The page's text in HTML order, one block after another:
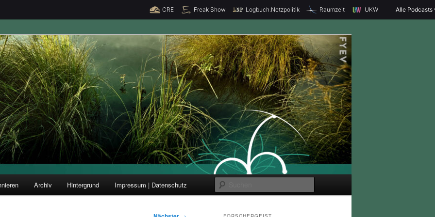
CRE Freak Show Logbuch:Netzpolitik Raumzeit UKW Alle Podcasts
und Forschung
u
Archiv Hintergrund Impressum | Datenschutz